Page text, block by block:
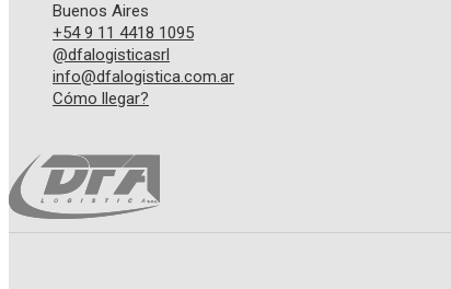
Buenos Aires
+54 9 11 4418 1095
@dfalogisticasrl
info@dfalogistica.com.ar
Cómo llegar?